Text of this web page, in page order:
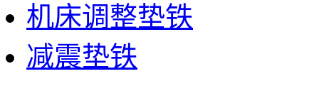
机床调整垫铁
减震垫铁